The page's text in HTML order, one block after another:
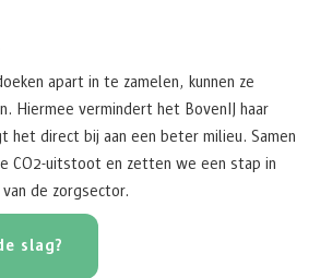
apart in te zamelen, kunnen ze
Hiermee vermindert het BovenIJ haar
het direct bij aan een beter milieu. Samen
CO2-uitstoot en zetten we een stap in
de zorgsector.
slag?